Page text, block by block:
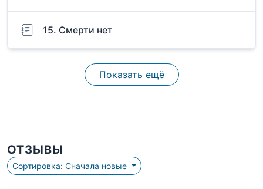
15. Смерти нет
Показать ещё
ОТЗЫВЫ
Сортировка: Сначала новые